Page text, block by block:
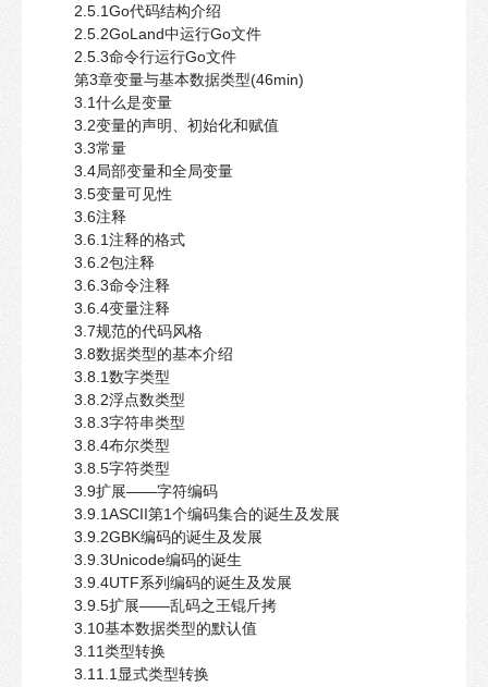
2.5.1Go代码结构介绍
2.5.2GoLand中运行Go文件
2.5.3命令行运行Go文件
第3章变量与基本数据类型(46min)
3.1什么是变量
3.2变量的声明、初始化和赋值
3.3常量
3.4局部变量和全局变量
3.5变量可见性
3.6注释
3.6.1注释的格式
3.6.2包注释
3.6.3命令注释
3.6.4变量注释
3.7规范的代码风格
3.8数据类型的基本介绍
3.8.1数字类型
3.8.2浮点数类型
3.8.3字符串类型
3.8.4布尔类型
3.8.5字符类型
3.9扩展——字符编码
3.9.1ASCII第1个编码集合的诞生及发展
3.9.2GBK编码的诞生及发展
3.9.3Unicode编码的诞生
3.9.4UTF系列编码的诞生及发展
3.9.5扩展——乱码之王锟斤拷
3.10基本数据类型的默认值
3.11类型转换
3.11.1显式类型转换